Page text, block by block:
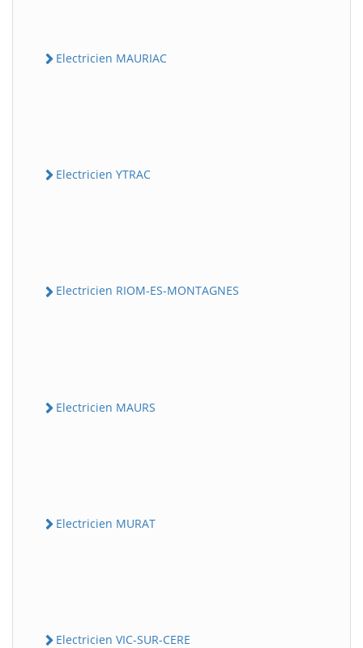
Electricien MAURIAC
Electricien YTRAC
Electricien RIOM-ES-MONTAGNES
Electricien MAURS
Electricien MURAT
Electricien VIC-SUR-CERE